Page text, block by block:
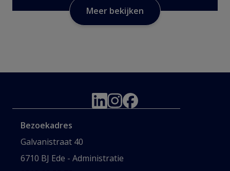
Meer bekijken
Bezoekadres
Galvanistraat 40
6710 BJ Ede - Administratie